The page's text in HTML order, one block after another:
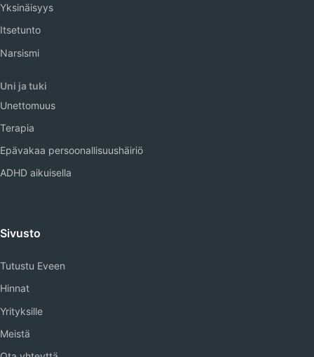
Yksinäisyys
Itsetunto
Narsismi
Uni ja tuki
Unettomuus
Terapia
Epävakaa persoonallisuushäiriö
ADHD aikuisella
Sivusto
Tutustu Eveen
Hinnat
Yrityksille
Meistä